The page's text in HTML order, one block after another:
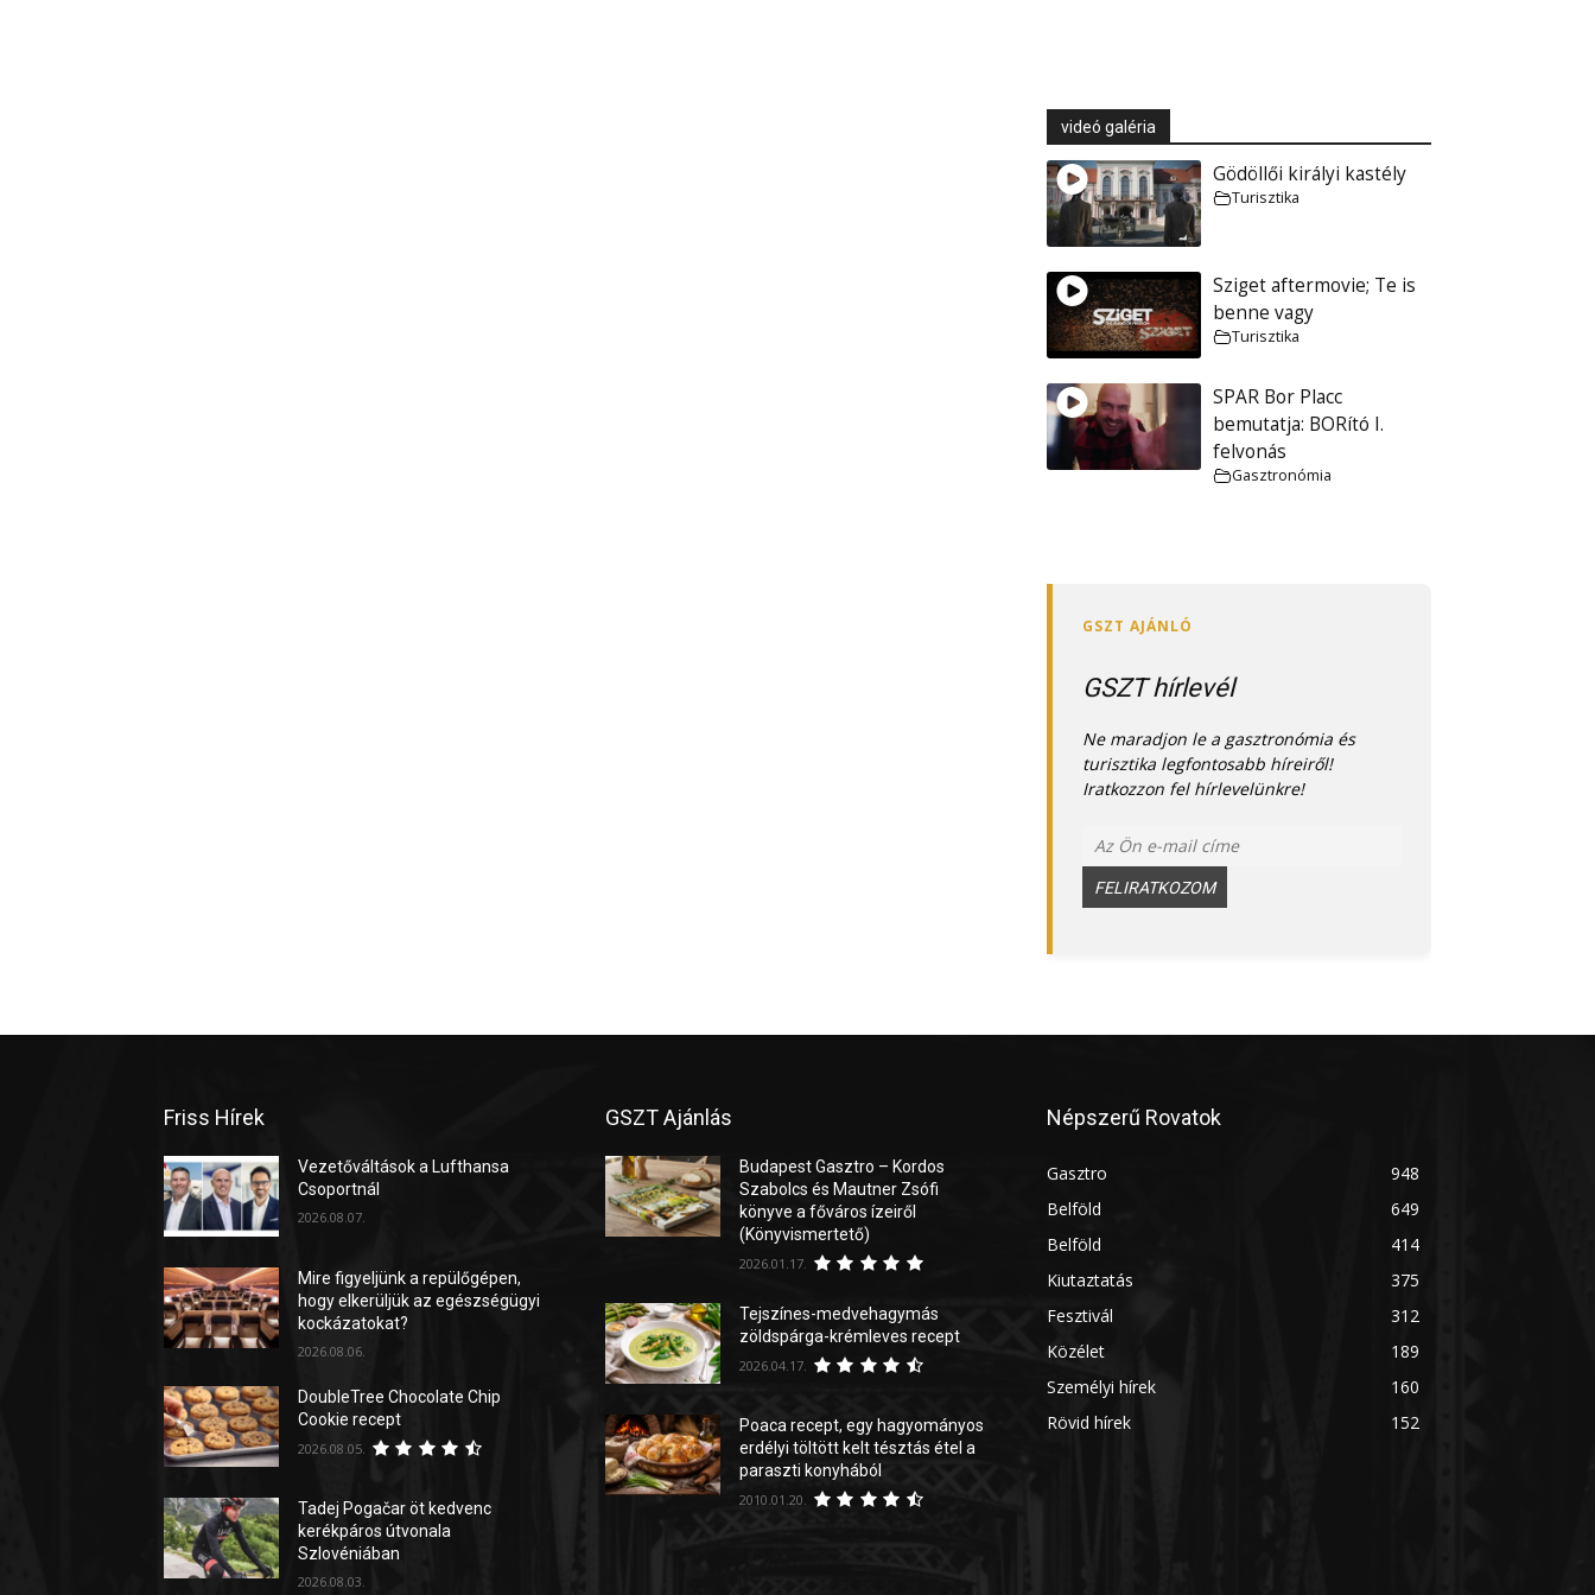
videó galéria
Gödöllői királyi kastély
Turisztika
Sziget aftermovie; Te is
benne vagy
Turisztika
SPAR Bor Placc
bemutatja: BORító I.
felvonás
Gasztronómia
GSZT hírlevél
Ne maradjon le a gasztronómia és
turisztika legfontosabb híreiről!
Iratkozzon fel hírlevelünkre!
Friss Hírek
Vezetőváltások a Lufthansa
Csoportnál
2026.08.07.
Mire figyeljünk a repülőgépen,
hogy elkerüljük az egészségügyi
kockázatokat?
2026.08.06.
DoubleTree Chocolate Chip
Cookie recept
2026.08.05.
Tadej Pogačar öt kedvenc
kerékpáros útvonala
Szlovéniában
2026.08.03.
GSZT Ajánlás
Budapest Gasztro – Kordos
Szabolcs és Mautner Zsófi
könyve a főváros ízeiről
(Könyvismertető)
2026.01.17.
Tejszínes-medvehagymás
zöldspárga-krémleves recept
2026.04.17.
Poaca recept, egy hagyományos
erdélyi töltött kelt tésztás étel a
paraszti konyhából
2010.01.20.
Népszerű Rovatok
Gasztro
948
Belföld
649
Belföld
414
Kiutaztatás
375
Fesztivál
312
Közélet
189
Személyi hírek
160
Rövid hírek
152